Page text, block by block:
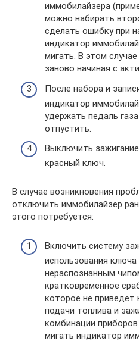
иммобилайзера
можно набирать
сделать ошибку при
индикатор
мигать. В этом
заново начиная с
После набора и
индикатор
удержать педаль
отпустить.
Выключить
красный ключ.
В случае возникновения
отключить иммобилайзер
этого потребуется:
Включить систему
использования
нераспознанным
кратковременное
которое не приведет
подачи топлива и
комбинации
мигать индикатор